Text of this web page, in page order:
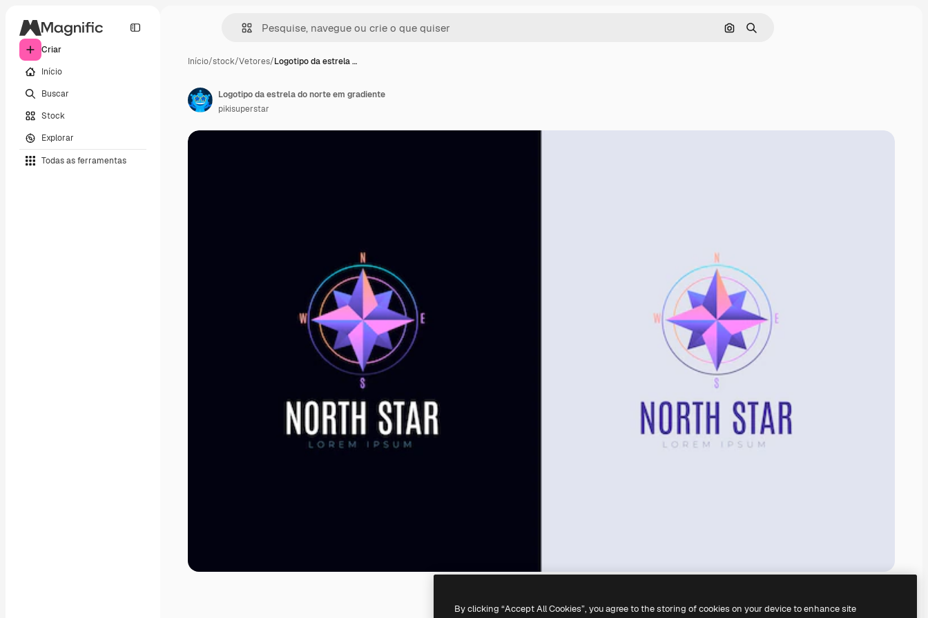
Criar
Início
Buscar
Stock
Explorar
Todas as ferramentas
Pesquisar por imagem
Buscar
Início/stock/Vetores/Logotipo da estrela …
Logotipo da estrela do norte em gradiente
pikisuperstar
By clicking “Accept All Cookies”, you agree to the storing of cookies on your device to enhance site